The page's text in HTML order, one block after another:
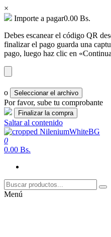
×
Importe a pagar0.00 Bs.
Debes escanear el código QR
finalizar el pago guarda una
pago, luego haz clic en
o Seleccionar el archivo
Por favor, sube tu comprobante
Saltar al contenido
nilenium.net
Soluciones
0
0.00 Bs.
Menú